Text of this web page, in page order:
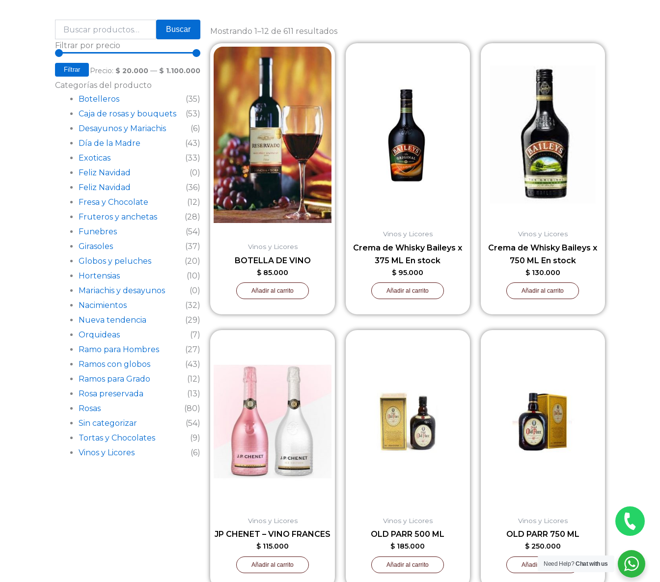
por:
Buscar
Filtrar por precio
Precio
mínimo
Precio
máximo
Filtrar Precio: $ 20.000 — $ 1.100.000
Categorías del producto
Botelleros
(35)
Caja de rosas y bouquets
(53)
Desayunos y Mariachis
(6)
Día de la Madre
(43)
Exoticas
(33)
Feliz Navidad
(0)
Feliz Navidad
(36)
Fresa y Chocolate
(12)
Fruteros y anchetas
(28)
Funebres
(54)
Girasoles
(37)
Globos y peluches
(20)
Hortensias
(10)
Mariachis y desayunos
(0)
Nacimientos
(32)
Nueva tendencia
(29)
Orquideas
(7)
Ramo para Hombres
(27)
Ramos con globos
(43)
Ramos para Grado
(12)
Rosa preservada
(13)
Rosas
(80)
Sin categorizar
(54)
Tortas y Chocolates
(9)
Vinos y Licores
(6)
Mostrando 1–12 de 611 resultadosby
Vinos y Licores
BOTELLA DE VINO
$ 85.000
Añadir al carrito
Vinos y Licores
Crema de Whisky Baileys x
375 ML En stock
$ 95.000
Añadir al carrito
Vinos y Licores
Crema de Whisky Baileys x
750 ML En stock
$130.000
Añadir al carrito
Vinos y Licores
JP CHENET – VINO FRANCES
$ 115.000
Añadir al carrito
Vinos y Licores
OLD PARR 500 ML
$ 185.000
Añadir al carrito
Vinos y Licores
OLD PARR 750 ML
$250.000
Añadir al carrito
Need Help?Chat with us